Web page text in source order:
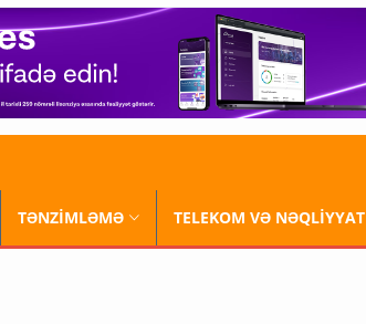
TƏNZİMLƏMƏ TELEKOM VƏ NƏQLİYYAT